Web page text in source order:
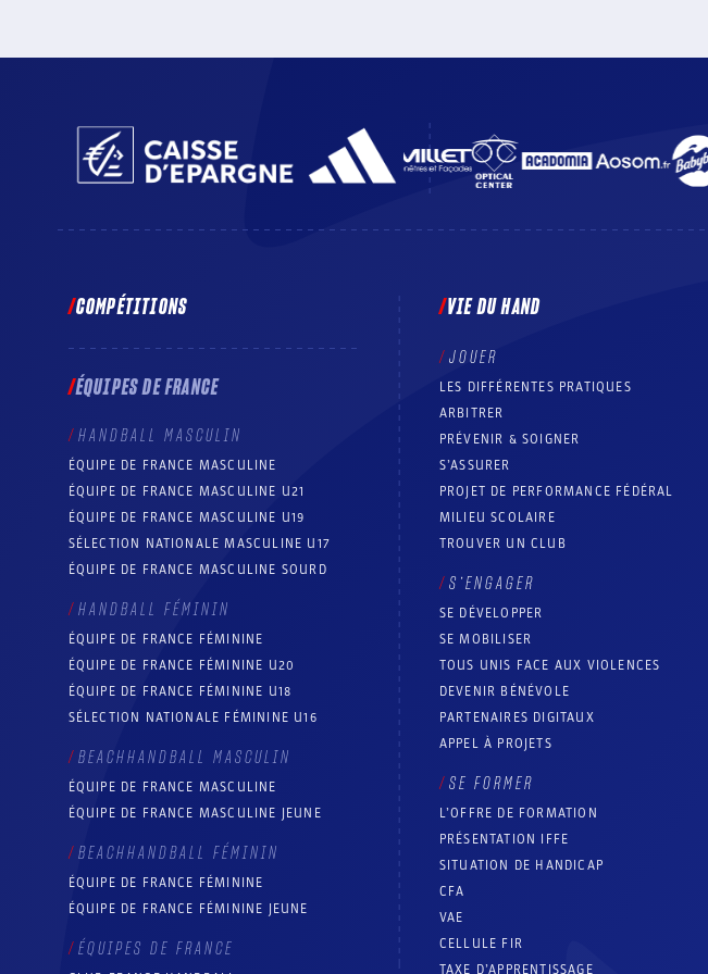
COMPÉTITIONS
ÉQUIPES DE FRANCE
HANDBALL MASCULIN
ÉQUIPE DE FRANCE MASCULINE
ÉQUIPE DE FRANCE MASCULINE U21
ÉQUIPE DE FRANCE MASCULINE U19
SÉLECTION NATIONALE MASCULINE U17
ÉQUIPE DE FRANCE MASCULINE SOURD
HANDBALL FÉMININ
ÉQUIPE DE FRANCE FÉMININE
ÉQUIPE DE FRANCE FÉMININE U20
ÉQUIPE DE FRANCE FÉMININE U18
SÉLECTION NATIONALE FÉMININE U16
BEACHHANDBALL MASCULIN
ÉQUIPE DE FRANCE MASCULINE
ÉQUIPE DE FRANCE MASCULINE JEUNE
BEACHHANDBALL FÉMININ
ÉQUIPE DE FRANCE FÉMININE
ÉQUIPE DE FRANCE FÉMININE JEUNE
ÉQUIPES DE FRANCE
VIE DU HAND
JOUER
LES DIFFÉRENTES PRATIQUES
ARBITRER
PRÉVENIR & SOIGNER
S’ASSURER
PROJET DE PERFORMANCE FÉDÉRAL
MILIEU SCOLAIRE
TROUVER UN CLUB
S’ENGAGER
SE DÉVELOPPER
SE MOBILISER
TOUS UNIS FACE AUX VIOLENCES
DEVENIR BÉNÉVOLE
PARTENAIRES DIGITAUX
APPEL À PROJETS
SE FORMER
L’OFFRE DE FORMATION
PRÉSENTATION IFFE
SITUATION DE HANDICAP
CFA
VAE
CELLULE FIR
TAXE D’APPRENTISSAGE